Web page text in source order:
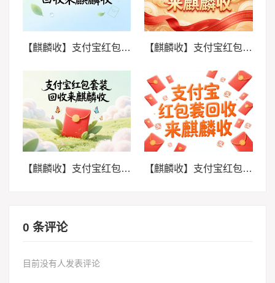
【麒麟收】支付宝红包套装回收操作教程：三步完成闲置变现 【麒麟收】支付宝红包套装回收高效方法：别让福利悄悄过期
【麒麟收】支付宝红包套装回收实用指南：闲置权益轻松盘活 【麒麟收】支付宝红包套装回收打理方法：精简你的数字卡包
0 条评论
目前没有人发表评论